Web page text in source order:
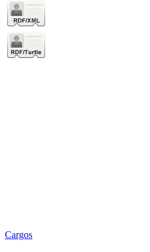
Cargos